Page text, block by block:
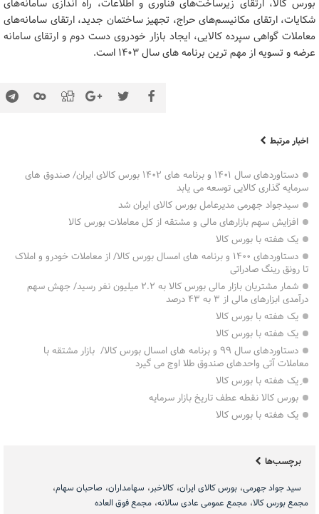
بورس کالا، ارتقای زیرساخت‌های فناوری و اطلاعات، راه اندازی سامانه‌های
شکایات، ارتقای مکانیسم‌های حراج، تجهیز ساختمان جدید، ارتقای سامانه‌های
معاملات گواهی سپرده کالایی، ایجاد بازار خودروی دست دوم و ارتقای سامانه
عرضه و تسویه از مهم ترین برنامه های سال ۱۴۰۳ است.
اخبار مرتبط
دستاوردهای سال ۱۴۰۱ و برنامه های ۱۴۰۲ بورس کالای ایران/ صندوق های
سرمایه گذاری کالایی توسعه می یابد
سیدجواد جهرمی مدیرعامل بورس کالای ایران شد
افزایش سهم بازارهای مالی و مشتقه از کل معاملات بورس کالا
یک هفته با بورس کالا
دستاوردهای ۱۴۰۰ و برنامه های امسال بورس کالا/ از معاملات خودرو و املاک
تا رونق رینگ صادراتی
شمار مشتریان بازار مالی بورس کالا به ۲.۲ میلیون نفر رسید/ جهش سهم
درآمدی ابزارهای مالی از ۳ به ۴۳ درصد
یک هفته با بورس کالا
یک هفته با بورس کالا
دستاوردهای سال ٩٩ و برنامه های امسال بورس کالا/ بازار مشتقه با
معاملات آتی واحدهای صندوق طلا اوج می گیرد
ِیک هفته با بورس کالا
بورس کالا نقطه عطف تاریخ بازار سرمایه
یک هفته با بورس کالا
برچسب‌ها
سید جواد جهرمی بورس کالای ایران کالاخبر سهامداران صاحبان سهام
مجمع بورس کالا مجمع عمومی عادی سالانه مجمع فوق العاده